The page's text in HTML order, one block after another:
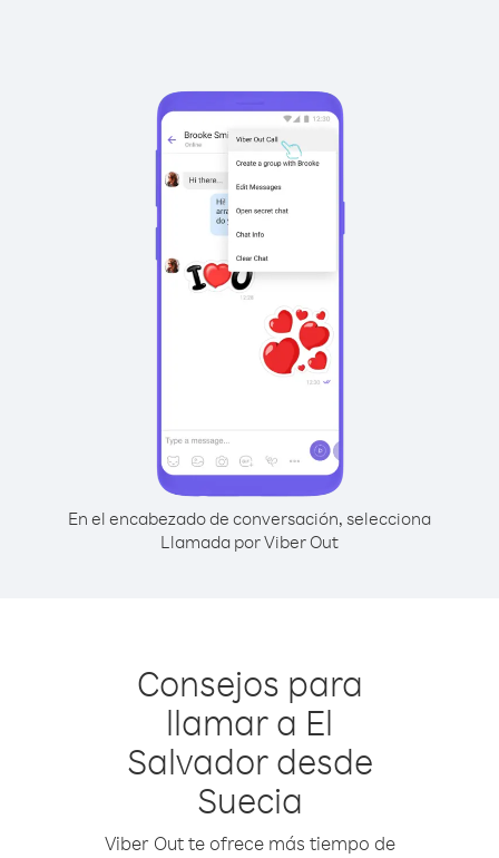
En el encabezado de conversación, selecciona
Llamada por Viber Out
Consejos para
llamar a El
Salvador desde
Suecia
Viber Out te ofrece más tiempo de